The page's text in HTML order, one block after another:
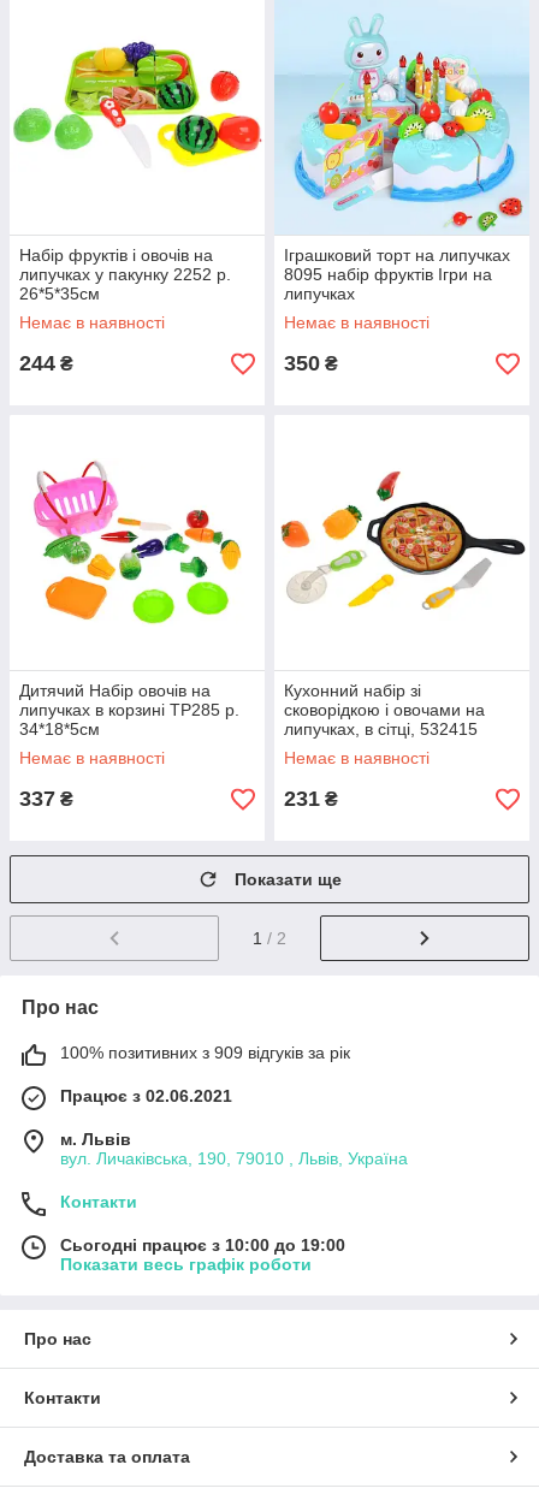
Набір фруктів і овочів на
липучках у пакунку 2252 р.
26*5*35см
Немає в наявності
244 ₴
Іграшковий торт на липучках
8095 набір фруктів Ігри на
липучках
Немає в наявності
350 ₴
Дитячий Набір овочів на
липучках в корзині TP285 р.
34*18*5см
Немає в наявності
337 ₴
Кухонний набір зі
сковорідкою і овочами на
липучках, в сітці, 532415
Немає в наявності
231 ₴
Показати ще
1 / 2
Про нас
100% позитивних з 909 відгуків за рік
Працює з 02.06.2021
м. Львів
вул. Личаківська, 190, 79010 , Львів, Україна
Контакти
Сьогодні працює з 10:00 до 19:00
Показати весь графік роботи
Про нас
Контакти
Доставка та оплата